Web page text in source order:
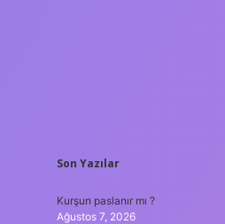
SIDEBAR
Son Yazılar
Kurşun paslanır mı ?
Ağustos 7, 2026